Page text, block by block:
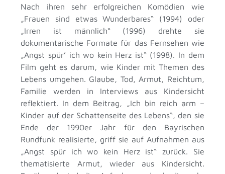
Nach ihren sehr erfolgreichen Komödien wie
„Frauen sind etwas Wunderbares“ (1994) oder
„Irren ist männlich“ (1996) drehte sie
dokumentarische Formate für das Fernsehen wie
„Angst spür’ ich wo kein Herz ist“ (1998). In dem
Film geht es darum, wie Kinder mit Themen des
Lebens umgehen. Glaube, Tod, Armut, Reichtum,
Familie werden in Interviews aus Kindersicht
reflektiert. In dem Beitrag, „Ich bin reich arm –
Kinder auf der Schattenseite des Lebens“, den sie
Ende der 1990er Jahr für den Bayrischen
Rundfunk realisierte, griff sie auf Aufnahmen aus
„Angst spür ich wo kein Herz ist“ zurück. Sie
thematisierte Armut, wieder aus Kindersicht.